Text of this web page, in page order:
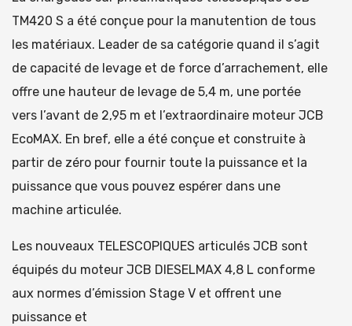
TM420 S a été conçue pour la manutention de tous
les matériaux. Leader de sa catégorie quand il s’agit
de capacité de levage et de force d’arrachement, elle
offre une hauteur de levage de 5,4 m, une portée
vers l’avant de 2,95 m et l’extraordinaire moteur JCB
EcoMAX. En bref, elle a été conçue et construite à
partir de zéro pour fournir toute la puissance et la
puissance que vous pouvez espérer dans une
machine articulée.
Les nouveaux TELESCOPIQUES articulés JCB sont
équipés du moteur JCB DIESELMAX 4,8 L conforme
aux normes d’émission Stage V et offrent une
puissance et